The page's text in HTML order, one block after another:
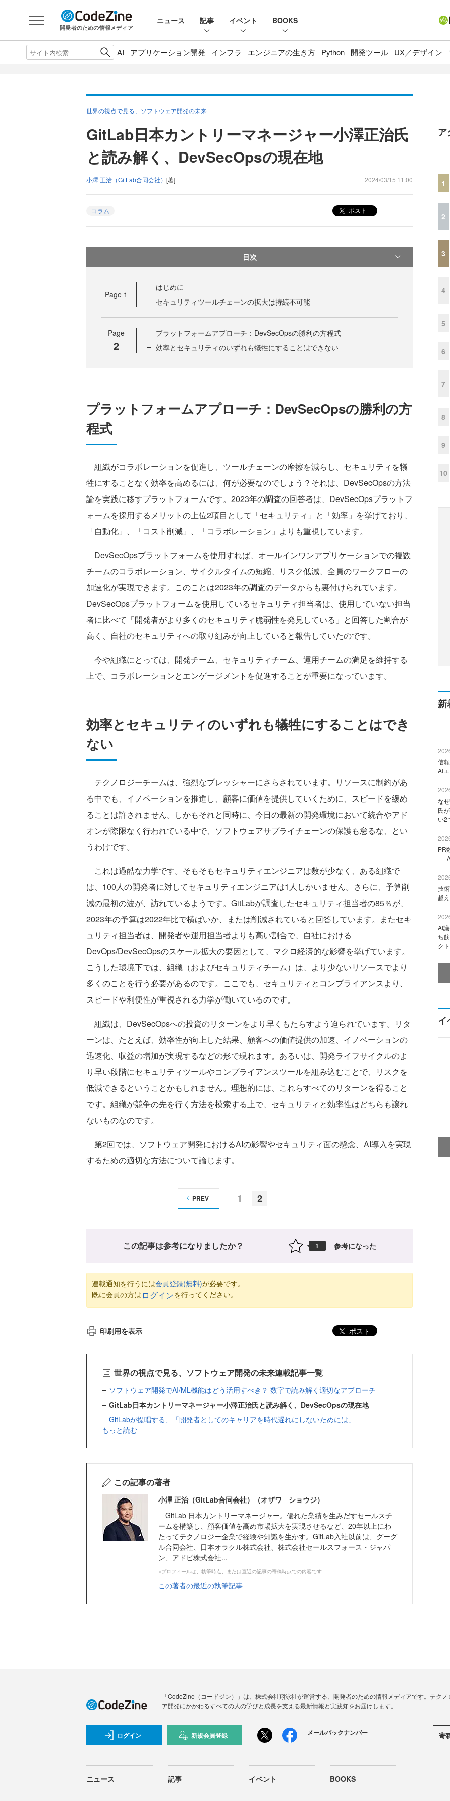
開発者のための情報メディア
ニュース 記事 イベント BOOKS
AI アプリケーション開発 インフラ エンジニアの生き方 Python 開発ツール UX／デザイン
世界の視点で見る、ソフトウェア開発の未来
GitLab日本カントリーマネージャー小澤正治氏
と読み解く、DevSecOpsの現在地
小澤 正治（GitLab合同会社） [著] 2024/03/15 11:00
コラム ポスト
目次
Page 1
はじめに
セキュリティツールチェーンの拡大は持続不可能
Page
2
プラットフォームアプローチ：DevSecOpsの勝利の方程式
効率とセキュリティのいずれも犠牲にすることはできない
プラットフォームアプローチ：DevSecOpsの勝利の方
程式
組織がコラボレーションを促進し、ツールチェーンの摩擦を減らし、セキュリティを犠
牲にすることなく効率を高めるには、何が必要なのでしょう？それは、DevSecOpsの方法
論を実践に移すプラットフォームです。2023年の調査の回答者は、DevSecOpsプラットフ
ォームを採用するメリットの上位2項目として「セキュリティ」と「効率」を挙げており、
「自動化」、「コスト削減」、「コラボレーション」よりも重視しています。
DevSecOpsプラットフォームを使用すれば、オールインワンアプリケーションでの複数
チームのコラボレーション、サイクルタイムの短縮、リスク低減、全員のワークフローの
加速化が実現できます。このことは2023年の調査のデータからも裏付けられています。
DevSecOpsプラットフォームを使用しているセキュリティ担当者は、使用していない担当
者に比べて「開発者がより多くのセキュリティ脆弱性を発見している」と回答した割合が
高く、自社のセキュリティへの取り組みが向上していると報告していたのです。
今や組織にとっては、開発チーム、セキュリティチーム、運用チームの満足を維持する
上で、コラボレーションとエンゲージメントを促進することが重要になっています。
効率とセキュリティのいずれも犠牲にすることはでき
ない
テクノロジーチームは、強烈なプレッシャーにさらされています。リソースに制約があ
る中でも、イノベーションを推進し、顧客に価値を提供していくために、スピードを緩め
ることは許されません。しかもそれと同時に、今日の最新の開発環境において統合やアド
オンが際限なく行われている中で、ソフトウェアサプライチェーンの保護も怠るな、とい
うわけです。
これは過酷な力学です。そもそもセキュリティエンジニアは数が少なく、ある組織で
は、100人の開発者に対してセキュリティエンジニアは1人しかいません。さらに、予算削
減の最初の波が、訪れているようです。GitLabが調査したセキュリティ担当者の85％が、
2023年の予算は2022年比で横ばいか、または削減されていると回答しています。またセキ
ュリティ担当者は、開発者や運用担当者よりも高い割合で、自社における
DevOps/DevSecOpsのスケール拡大の要因として、マクロ経済的な影響を挙げています。
こうした環境下では、組織（およびセキュリティチーム）は、より少ないリソースでより
多くのことを行う必要があるのです。ここでも、セキュリティとコンプライアンスより、
スピードや利便性が重視される力学が働いているのです。
組織は、DevSecOpsへの投資のリターンをより早くもたらすよう迫られています。リタ
ーンは、たとえば、効率性が向上した結果、顧客への価値提供の加速、イノベーションの
迅速化、収益の増加が実現するなどの形で現れます。あるいは、開発ライフサイクルのよ
り早い段階にセキュリティツールやコンプライアンスツールを組み込むことで、リスクを
低減できるということかもしれません。理想的には、これらすべてのリターンを得ること
です。組織が競争の先を行く方法を模索する上で、セキュリティと効率性はどちらも譲れ
ないものなのです。
第2回では、ソフトウェア開発におけるAIの影響やセキュリティ面の懸念、AI導入を実現
するための適切な方法について論じます。
1 2
PREV
この記事は参考になりましたか？ 1 参考になった
連載通知を行うには会員登録(無料)が必要です。
既に会員の方は ログインを行ってください。
印刷用を表示 ポスト
世界の視点で見る、ソフトウェア開発の未来連載記事一覧
ソフトウェア開発でAI/ML機能はどう活用すべき？ 数字で読み解く適切なアプローチ
GitLab日本カントリーマネージャー小澤正治氏と読み解く、DevSecOpsの現在地
GitLabが提唱する、「開発者としてのキャリアを時代遅れにしないためには」
もっと読む
この記事の著者
小澤 正治（GitLab合同会社）（オザワ ショウジ）
GitLab 日本カントリーマネージャー。優れた業績を生みだすセールスチ
ームを構築し、顧客価値を高め市場拡大を実現させるなど、20年以上にわ
たってテクノロジー企業で経験や知識を生かす。GitLab入社以前は、グーグ
ル合同会社、日本オラクル株式会社、株式会社セールスフォース・ジャパ
ン、アドビ株式会社...
※プロフィールは、執筆時点、または直近の記事の寄稿時点での内容です
この著者の最近の執筆記事
ア
1
2
3
4
5
6
7
8
9
10
新
信
AI
な
氏
い2
PR
技
越
AI
ち
ク
イ
「CodeZine（コードジン）」は、株式会社翔泳社が運営する、開発者のための情報メディアです。テク
ア開発にかかわるすべての人の学びと成長を支える最新情報と実践知をお届けします。
ログイン 新規会員登録 メールバックナンバー 寄
ニュース 記事 イベント BOOKS